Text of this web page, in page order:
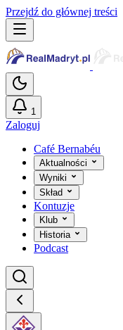
Przejdź do głównej treści
1
Zaloguj
Café Bernabéu
Aktualności
Wyniki
Skład
Kontuzje
Klub
Historia
Podcast